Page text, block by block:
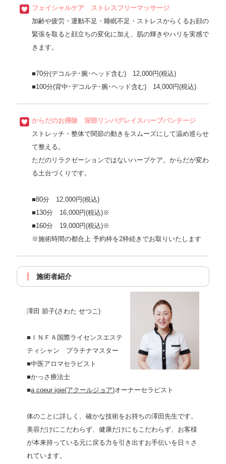
フェイシャルケア ストレスフリーマッサージ
加齢や疲労・運動不足・睡眠不足・ストレスからくるお顔の
緊張を取ると顔立ちの変化に加え、肌の輝きやハリを実感で
きます。
■70分(デコルテ･腕･ヘッド含む) 12,000円(税込)
■100分(背中･デコルテ･腕･ヘッド含む) 14,000円(税込)
からだのお掃除 深部リンパグレイスハーブバンテージ
ストレッチ・整体で関節の動きをスムーズにして温め巡らせ
て整える。
ただのリラクゼーションではないハーブケア。からだが変わ
る土台づくりです。
■80分 12,000円(税込)
■130分 16,000円(税込)※
■160分 19,000円(税込)※
※施術時間の都合上 予約枠を2枠続きでお取りいたします
施術者紹介
澤田 節子(さわた せつこ)
■ＩＮＦＡ国際ライセンスエステ
ティシャン プラチナマスター
■中医アロマセラピスト
■かっさ療法士
■a coeur joie(アクールジョア)オーナーセラピスト
体のことに詳しく、確かな技術をお持ちの澤田先生です。
美容だけにこだわらず、健康だけにもこだわらず、お客様
が本来持っている元に戻る力を引き出すお手伝いを日々さ
れています。